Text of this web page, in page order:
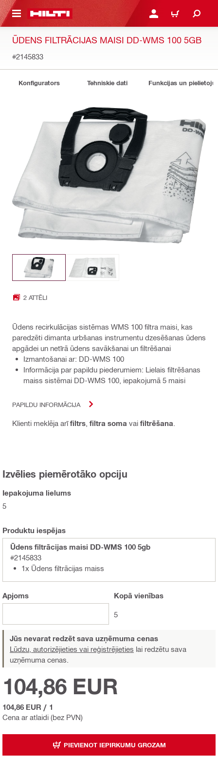
SATURU PIESLĒGTIES VAI
IEPIRKŠANĀS
ŪDENS FILTRĀCIJAS MAISI DD-WMS 100 5GB
#2145833
Konfigurators Tehniskie dati Funkcijas un
2 ATTĒLI
Ūdens recirkulācijas sistēmas WMS 100 filtra maisi, kas
paredzēti dimanta urbšanas instrumentu dzesēšanas ūdens
apgādei un netīrā ūdens savākšanai un filtrēšanai
Izmantošanai ar: DD-WMS 100
Informācija par papildu piederumiem: Lielais filtrēšanas
maiss sistēmai DD-WMS 100, iepakojumā 5 maisi
PAPILDU INFORMĀCIJA
Klienti meklēja arīfiltrs filtra soma vai filtrēšana
Izvēlies piemērotāko opciju
Iepakojuma lielums
5
Produktu iespējas
Ūdens filtrācijas maisi DD-WMS 100 5gb
#2145833
1x Ūdens filtrācijas maiss
Apjoms Kopā vienības
5
Jūs nevarat redzēt sava uzņēmuma cenas
Lūdzu, autorizējieties vai reģistrējieties lai redzētu sava
uzņēmuma cenas.
Cena ar atlaidi (bez PVN)
104,86 EUR
104,86 EUR / 1
PIEVIENOT IEPIRKUMU GROZAM